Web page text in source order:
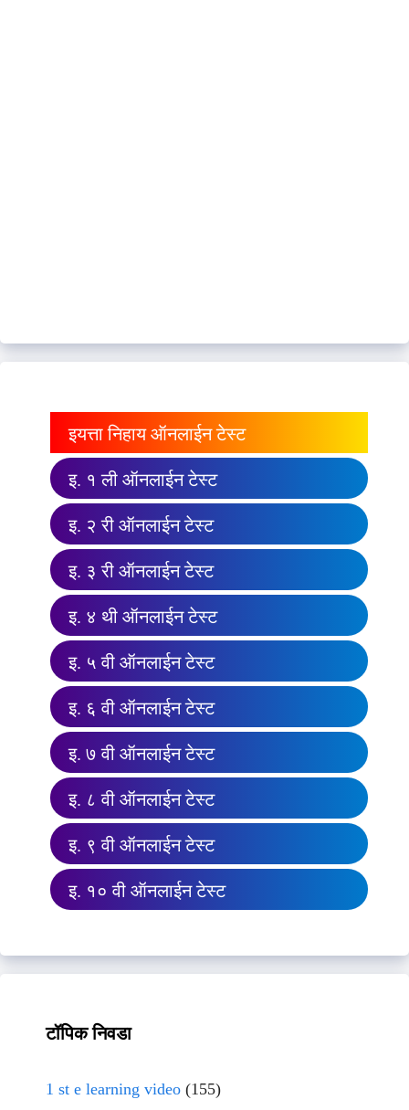
इयत्ता निहाय ऑनलाईन टेस्ट
इ. १ ली ऑनलाईन टेस्ट
इ. २ री ऑनलाईन टेस्ट
इ. ३ री ऑनलाईन टेस्ट
इ. ४ थी ऑनलाईन टेस्ट
इ. ५ वी ऑनलाईन टेस्ट
इ. ६ वी ऑनलाईन टेस्ट
इ. ७ वी ऑनलाईन टेस्ट
इ. ८ वी ऑनलाईन टेस्ट
इ. ९ वी ऑनलाईन टेस्ट
इ. १० वी ऑनलाईन टेस्ट
टॉपिक निवडा
1 st e learning video (155)